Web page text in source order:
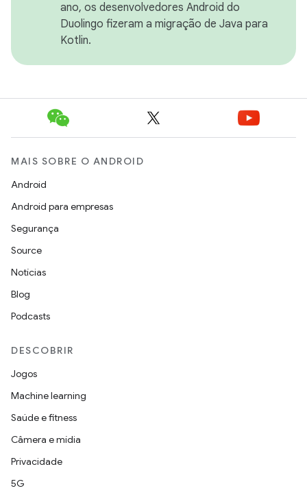
ano, os desenvolvedores Android do
Duolingo fizeram a migração de Java para
Kotlin.
MAIS SOBRE O ANDROID
Android
Android para empresas
Segurança
Source
Notícias
Blog
Podcasts
DESCOBRIR
Jogos
Machine learning
Saúde e fitness
Câmera e mídia
Privacidade
5G